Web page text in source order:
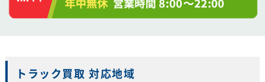
トラック買取 対応地域